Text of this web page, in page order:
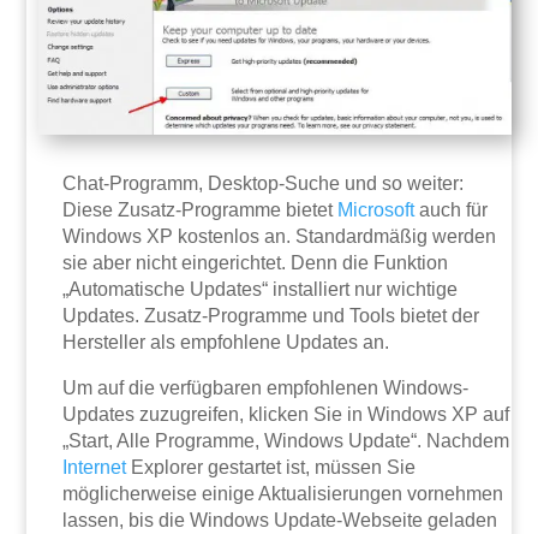
Chat-Programm, Desktop-Suche und so weiter:
Diese Zusatz-Programme bietet Microsoftauch für
Windows XP kostenlos an. Standardmäßig werden
sie aber nicht eingerichtet. Denn die Funktion
„Automatische Updates“ installiert nur wichtige
Updates. Zusatz-Programme und Tools bietet der
Hersteller als empfohlene Updates an.
Um auf die verfügbaren empfohlenen Windows-
Updates zuzugreifen, klicken Sie in Windows XP auf
„Start, Alle Programme, Windows Update“. Nachdem
InternetExplorer gestartet ist, müssen Sie
möglicherweise einige Aktualisierungen vornehmen
lassen, bis die Windows Update-Webseite geladen